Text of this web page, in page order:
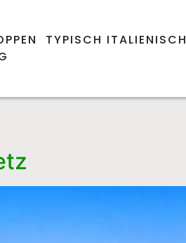
TYPISCH ITALIENISCH